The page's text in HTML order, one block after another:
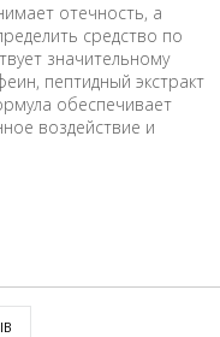
отечность, а
средство по
значительному
пептидный экстракт
обеспечивает
воздействие и